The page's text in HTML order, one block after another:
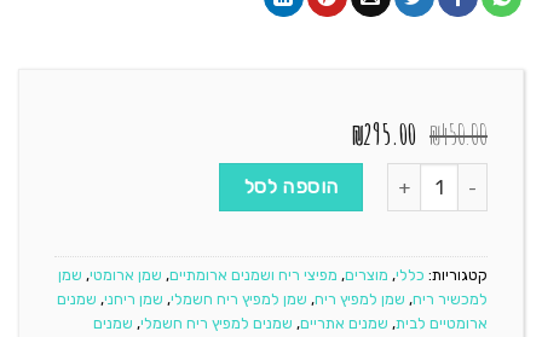
₪450.00
המחיר
המקורי
היה:
₪450.00.
₪295.00 המחיר
הנוכחי
הוא:
₪295.00.
כמות של ליטר שמן ארומטי Gardenia למפיץ ריחהוספה לסל
קטגוריות: כללי, מוצרים, מפיצי ריח ושמנים ארומתיים, שמן ארומטי, שמן
למכשיר ריח, שמן למפיץ ריח, שמן למפיץ ריח חשמלי, שמן ריחני, שמנים
ארומטיים לבית, שמנים אתריים, שמנים למפיץ ריח חשמלי, שמנים